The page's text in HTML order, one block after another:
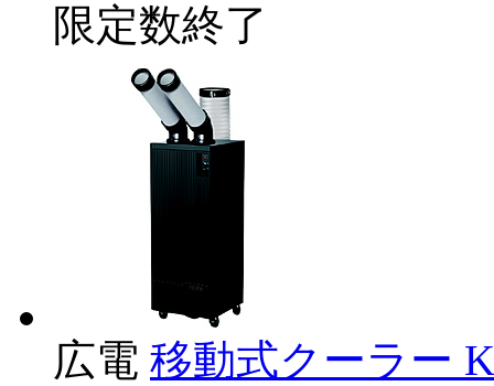
限定数終了
広電 移動式クーラー